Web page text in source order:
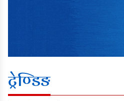
ट्रेण्डिङ